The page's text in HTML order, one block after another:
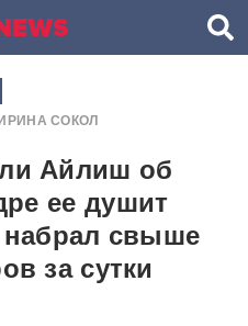
СОКОЛ
Айлиш об
ее душит
набрал свыше
за сутки